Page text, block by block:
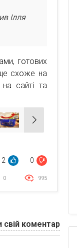
Ілля
готових
схоже на
сайті та
2 0
0 995
свій коментар